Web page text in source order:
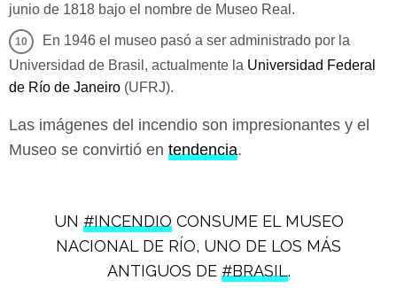
junio de 1818 bajo el nombre de Museo Real.
En 1946 el museo pasó a ser administrado por la
Universidad de Brasil, actualmente la Universidad Federal
de Río de Janeiro (UFRJ).
Las imágenes del incendio son impresionantes y el
Museo se convirtió en tendencia.
UN #INCENDIO CONSUME EL MUSEO
NACIONAL DE RÍO, UNO DE LOS MÁS
ANTIGUOS DE #BRASIL.